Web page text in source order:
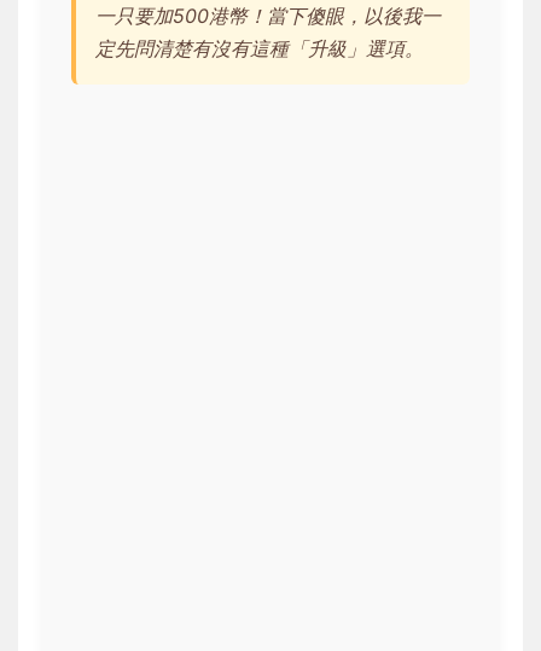
一只要加500港幣！當下傻眼，以後我一
定先問清楚有沒有這種「升級」選項。